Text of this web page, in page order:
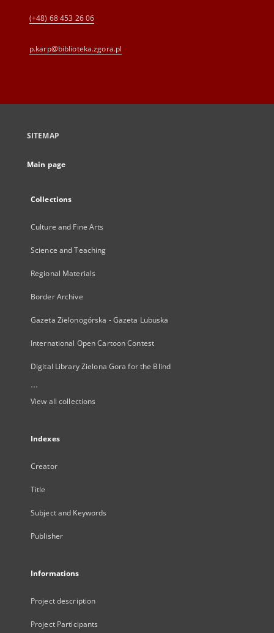
(+48) 68 453 26 06
p.karp@biblioteka.zgora.pl
SITEMAP
Main page
Collections
Culture and Fine Arts
Science and Teaching
Regional Materials
Border Archive
Gazeta Zielonogórska - Gazeta Lubuska
International Open Cartoon Contest
Digital Library Zielona Gora for the Blind
...
View all collections
Indexes
Creator
Title
Subject and Keywords
Publisher
Informations
Project description
Project Participants